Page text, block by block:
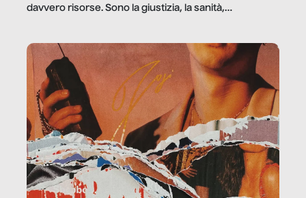
davvero risorse. Sono la giustizia, la sanità,